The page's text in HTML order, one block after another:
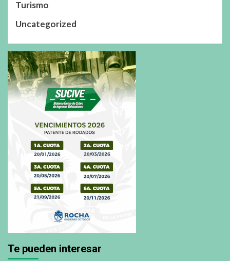
Turismo
Uncategorized
Te pueden interesar